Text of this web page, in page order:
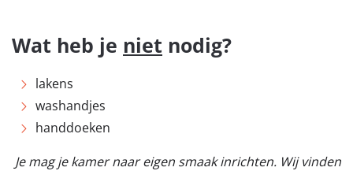
Wat heb je niet nodig?
lakens
washandjes
handdoeken
Je mag je kamer naar eigen smaak inrichten. Wij vinden